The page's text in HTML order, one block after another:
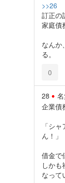
>>26
訂正の
家庭債
なんか
る。
0
28
企業債
「シ
ん！」
借金で
しか
なって